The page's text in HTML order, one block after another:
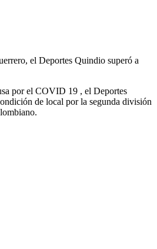
el Deportes Quindio superó a
por el COVID 19 , el Deportes
de local por la segunda división